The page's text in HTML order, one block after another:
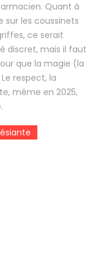
Quant à
sur les coussinets
ce serait
discret, mais il faut
que la magie (la
respect, la
même en 2025,